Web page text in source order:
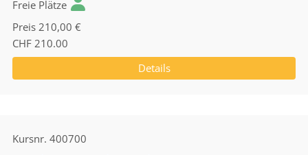
Freie Plätze
Preis 210,00 €
CHF 210.00
Details
Kursnr. 400700